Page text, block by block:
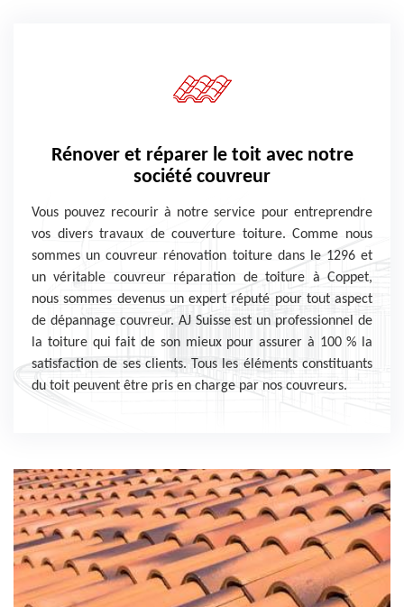
Rénover et réparer le toit avec notre
société couvreur
Vous pouvez recourir à notre service pour entreprendre
vos divers travaux de couverture toiture. Comme nous
sommes un couvreur rénovation toiture dans le 1296 et
un véritable couvreur réparation de toiture à Coppet,
nous sommes devenus un expert réputé pour tout aspect
de dépannage couvreur. AJ Suisse est un professionnel de
la toiture qui fait de son mieux pour assurer à 100 % la
satisfaction de ses clients. Tous les éléments constituants
du toit peuvent être pris en charge par nos couvreurs.